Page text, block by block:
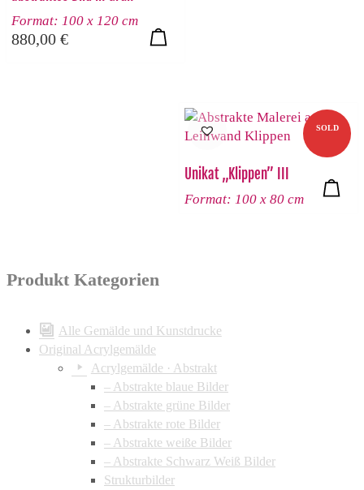
Format: 100 x 120 cm
880,00 €
SOLD
Unikat „Klippen” III
Format: 100 x 80 cm
Produkt Kategorien
Alle Gemälde und Kunstdrucke
Original Acrylgemälde
Acrylgemälde · Abstrakt
– Abstrakte blaue Bilder
– Abstrakte grüne Bilder
– Abstrakte rote Bilder
– Abstrakte weiße Bilder
– Abstrakte Schwarz Weiß Bilder
Strukturbilder